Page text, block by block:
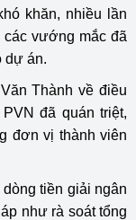
khăn, nhiều lần
vướng mắc đã
dự án.
Thành về điều
đã quán triệt,
đơn vị thành viên
tiền giải ngân
như rà soát tổng